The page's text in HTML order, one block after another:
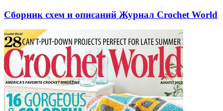
Сборник схем и описаний Журнал Crochet World